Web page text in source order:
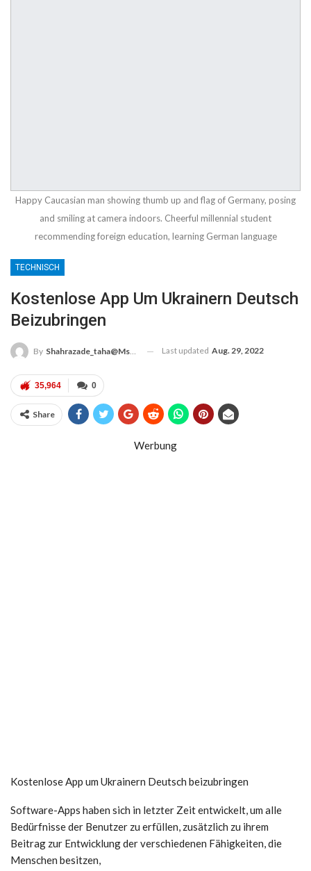
Happy Caucasian man showing thumb up and flag of Germany, posing
and smiling at camera indoors. Cheerful millennial student
recommending foreign education, learning German language
TECHNISCH
Kostenlose App Um Ukrainern Deutsch
Beizubringen
By Shahrazade_taha@msn.com Last updated Aug. 29, 2022
0
35,964
Share
Werbung
Kostenlose App um Ukrainern Deutsch beizubringen
Software-Apps haben sich in letzter Zeit entwickelt, um alle
Bedürfnisse der Benutzer zu erfüllen, zusätzlich zu ihrem
Beitrag zur Entwicklung der verschiedenen Fähigkeiten, die
Menschen besitzen,